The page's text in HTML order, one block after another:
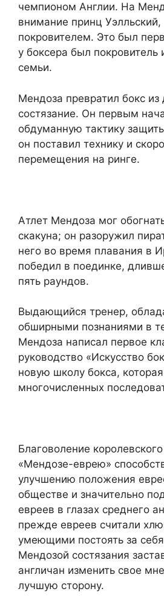
чемпионом Англии. На
внимание принц
покровителем. Это был
у боксера был покровитель
семьи.
Мендоза превратил бокс из
состязание. Он первым
обдуманную тактику
он поставил технику и
перемещения на ринге.
Атлет Мендоза мог
скакуна; он разоружил
него во время плавания в
победил в поединке,
пять раундов.
Выдающийся тренер,
обширными познаниями в
Мендоза написал первое
руководство «Искусство
новую школу бокса,
многочисленных
Благоволение
«Мендозе-еврею»
улучшению положения
обществе и значительно
евреев в глазах среднего
прежде евреев считали
умеющими постоять за
Мендозой состязания
англичан изменить свое
лучшую сторону.